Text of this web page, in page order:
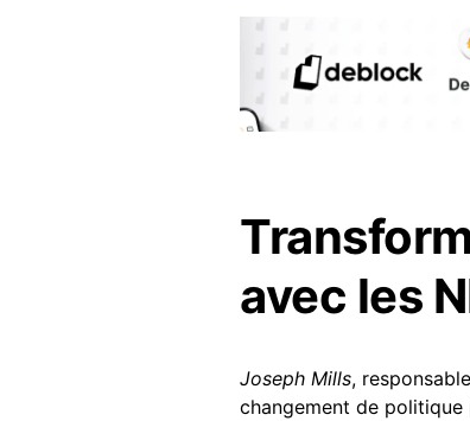
avec les
Joseph Mills,
changement de politique